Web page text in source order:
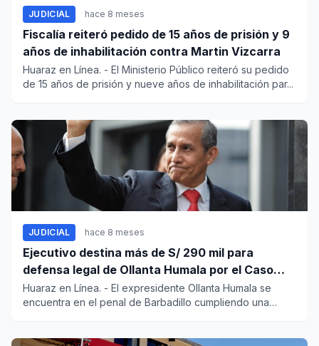
JUDICIAL hace 8 meses
Fiscalía reiteró pedido de 15 años de prisión y 9
años de inhabilitación contra Martin Vizcarra
Huaraz en Línea. - El Ministerio Público reiteró su pedido
de 15 años de prisión y nueve años de inhabilitación par...
JUDICIAL hace 8 meses
Ejecutivo destina más de S/ 290 mil para
defensa legal de Ollanta Humala por el Caso
Gasoducto
Huaraz en Línea. - El expresidente Ollanta Humala se
encuentra en el penal de Barbadillo cumpliendo una